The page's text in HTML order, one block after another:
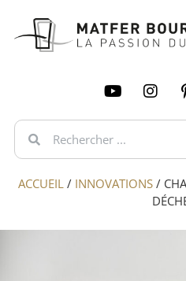
ACCUEIL / INNOVATIONS /